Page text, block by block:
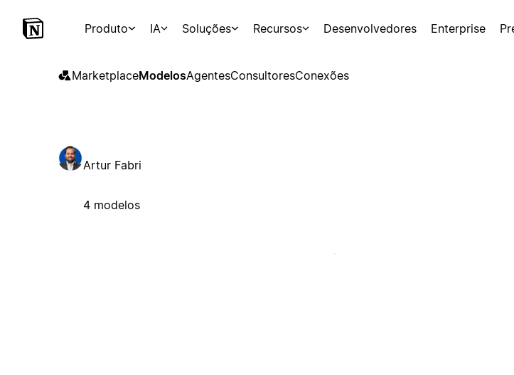
Produto IA Soluções Recursos Desenvolvedores Enterprise
MarketplaceModelosAgentesConsultoresConexões
Artur Fabri
4 modelos